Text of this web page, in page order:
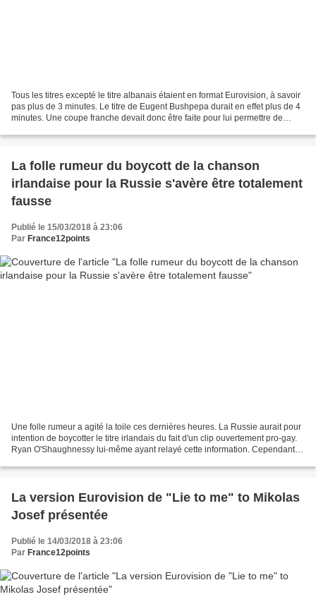
Tous les titres excepté le titre albanais étaient en format Eurovision, à savoir
pas plus de 3 minutes. Le titre de Eugent Bushpepa durait en effet plus de 4
minutes. Une coupe franche devait donc être faite pour lui permettre de
La folle rumeur du boycott de la chanson
irlandaise pour la Russie s'avère être totalement
fausse
Publié le 15/03/2018 à 23:06
Par France12points
Une folle rumeur a agité la toile ces dernières heures. La Russie aurait pour
intention de boycotter le titre irlandais du fait d'un clip ouvertement pro-gay.
Ryan O'Shaughnessy lui-même ayant relayé cette information. Cependant,
La version Eurovision de "Lie to me" to Mikolas
Josef présentée
Publié le 14/03/2018 à 23:06
Par France12points